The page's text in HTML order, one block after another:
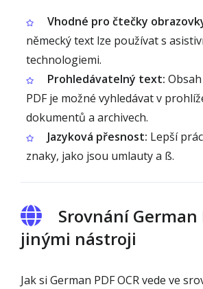
Vhodné pro čtečky
německý text lze používat s
technologiemi.
Prohledávatelný text:
PDF je možné vyhledávat v
dokumentů a archivech.
Jazyková přesnost: Lepší
znaky, jako jsou umlauty a ß.
Srovnání German
jinými nástroji
Jak si German PDF OCR vede ve